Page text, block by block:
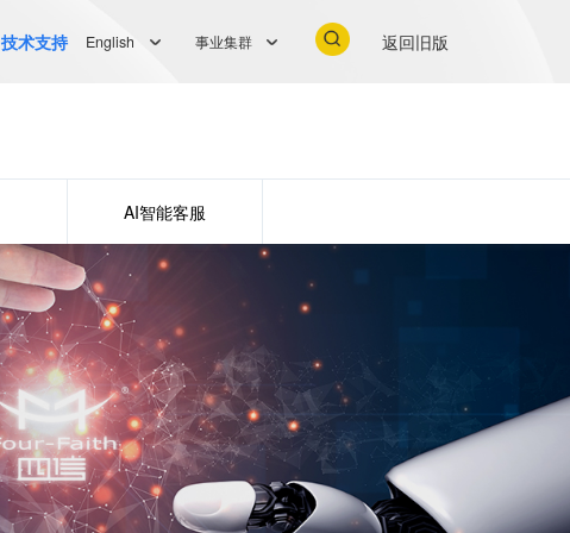
技术支持 English 事业集群 返回旧版
AI智能客服